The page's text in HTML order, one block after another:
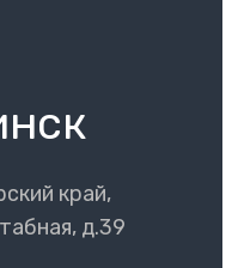
край,
д.39